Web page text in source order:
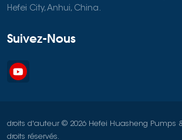
Hefei City, Anhui, China.
Suivez-Nous
droits d'auteur © 2026 Hefei Huasheng Pumps &
droits réservés.